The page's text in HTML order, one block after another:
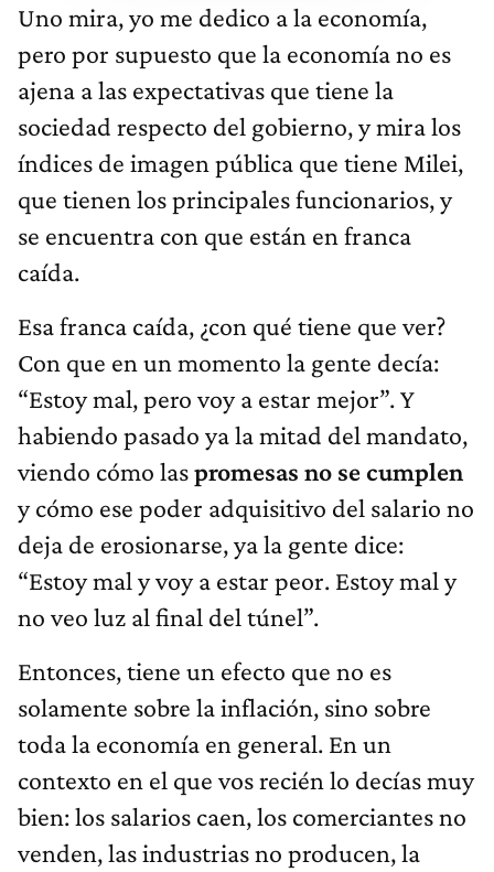
Uno mira, yo me dedico a la economía,
pero por supuesto que la economía no es
ajena a las expectativas que tiene la
sociedad respecto del gobierno, y mira los
índices de imagen pública que tiene Milei,
que tienen los principales funcionarios, y
se encuentra con que están en franca
caída.
Esa franca caída, ¿con qué tiene que ver?
Con que en un momento la gente decía:
“Estoy mal, pero voy a estar mejor”. Y
habiendo pasado ya la mitad del mandato,
viendo cómo laspromesas no se cumplen
y cómo ese poder adquisitivo del salario no
deja de erosionarse, ya la gente dice:
“Estoy mal y voy a estar peor. Estoy mal y
no veo luz al final del túnel”.
Entonces, tiene un efecto que no es
solamente sobre la inflación, sino sobre
toda la economía en general. En un
contexto en el que vos recién lo decías muy
bien: los salarios caen, los comerciantes no
venden, las industrias no producen, la